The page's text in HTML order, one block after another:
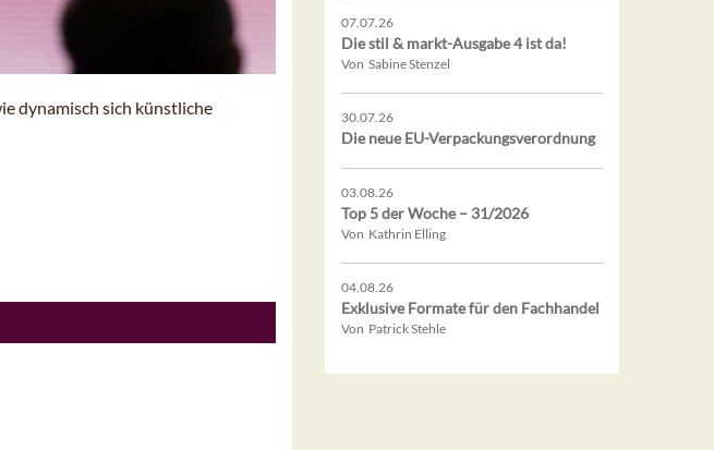
dynamisch sich künstliche
07.07.26
Die stil & markt-Ausgabe 4 ist da!
Von Sabine Stenzel
30.07.26
Die neue EU-Verpackungsverordnung
03.08.26
Top 5 der Woche – 31/2026
Von Kathrin Elling
04.08.26
Exklusive Formate für den Fachhandel
Von Patrick Stehle